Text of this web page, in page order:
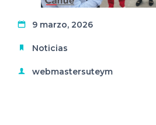
9 marzo, 2026
Noticias
webmastersuteym